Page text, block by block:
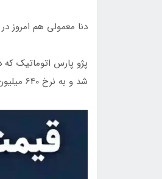
دنا معمولی هم امروز در نرخ 645 میلیون
پژو پارس اتوماتیک
شد و به نرخ 640 میلیون تومان در بازار خودرو کشور رسید.